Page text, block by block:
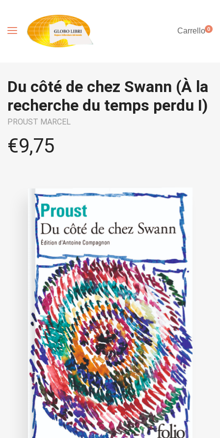
Carrello0
Du côté de chez Swann (À la
recherche du temps perdu I)
PROUST MARCEL
€9,75